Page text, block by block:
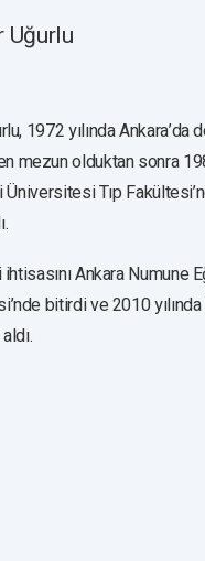
Uğurlu
1972 yılında Ankara’da
mezun olduktan sonra
Üniversitesi Tıp
Ankara Numune
bitirdi ve 2010